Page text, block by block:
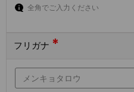
全角でご入力ください
フリガナ *